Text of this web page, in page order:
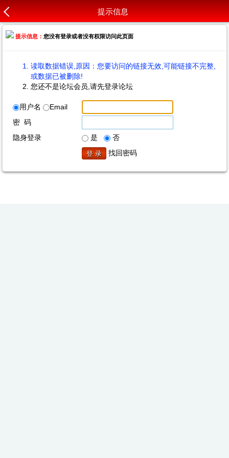
提示信息
提示信息：您没有登录或者没有权限访问此页面
读取数据错误,原因：您要访问的链接无效,可能链接不完整,
或数据已被删除!
您还不是论坛会员,请先登录论坛
用户名
Email
密 码
隐身登录
是
否
找回密码